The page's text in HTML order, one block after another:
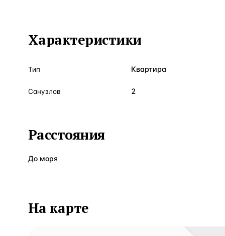
Характеристики
Тип Квартира
Санузлов 2
Расстояния
До моря
На карте